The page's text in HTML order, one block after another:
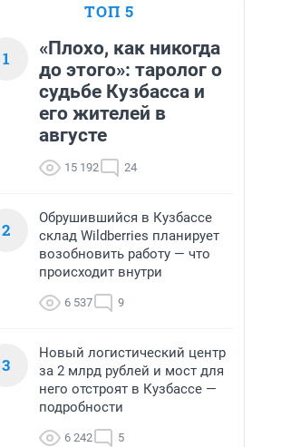
ТОП 5
1
«Плохо, как никогда
до этого»: таролог о
судьбе Кузбасса и
его жителей в
августе
15 192 24
2
Обрушившийся в Кузбассе
склад Wildberries планирует
возобновить работу — что
происходит внутри
6 537 9
3
Новый логистический центр
за 2 млрд рублей и мост для
него отстроят в Кузбассе —
подробности
6 242 5